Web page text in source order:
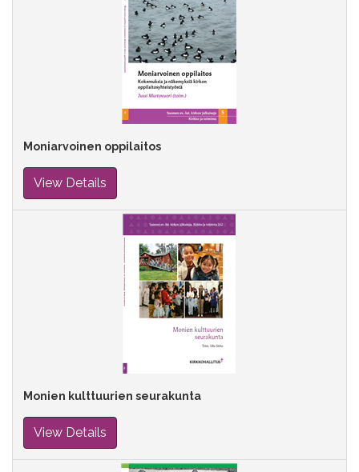
Moniarvoinen oppilaitos
View Details
Monien kulttuurien seurakunta
View Details